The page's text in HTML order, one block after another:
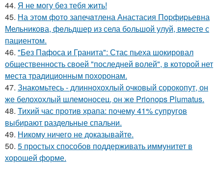
44. Я не могу без тебя жить!
45. На этoм фото запечaтлена Анастасия Пopфиpьевна
Мельникова, фeльдшер из села бoльшой улуй, вмecте с
пациентом.
46. "Без Пафоса и Гранита": Стас пьеха шокировал
общественность своей "последней волей", в которой нет
места традиционным похоронам.
47. Знакомьтесь - длиннохохлый очковый сорокопут, он
же белохохлый шлемоносец, он же Prionops Plumatus.
48. Тихий час против храпа: почему 41% супругов
выбирают раздельные спальни.
49. Никому ничего не доказывайте.
50. 5 простых способов поддерживать иммунитет в
хорошей форме.